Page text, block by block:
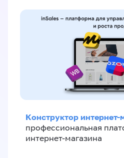
Конструктор интернет-
профессиональная
интернет-магазина